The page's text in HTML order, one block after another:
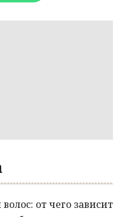
от чего зависит